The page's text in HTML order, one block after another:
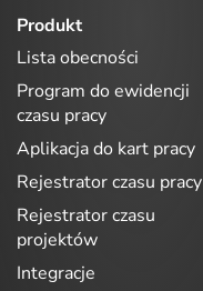
Produkt
Lista obecności
Program do ewidencji
czasu pracy
Aplikacja do kart pracy
Rejestrator czasu pracy
Rejestrator czasu
projektów
Integracje